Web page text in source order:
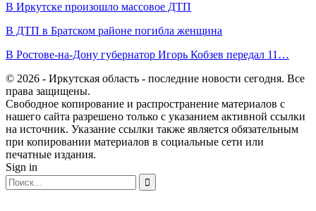
В Иркутске произошло массовое ДТП
В ДТП в Братском районе погибла женщина
В Ростове-на-Дону губернатор Игорь Кобзев передал 11…
© 2026 - Иркутская область - последние новости сегодня. Все
права защищены.
Свободное копирование и распространение материалов с
нашего сайта разрешено только с указанием активной ссылки
на источник. Указание ссылки также является обязательным
при копировании материалов в социальные сети или
печатные издания.
Sign in